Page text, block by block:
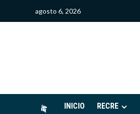
agosto 6, 2026
INICIO RECRE